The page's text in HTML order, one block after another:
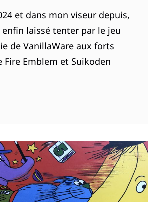
et dans mon viseur depuis,
laissé tenter par le jeu
de VanillaWare aux forts
Fire Emblem et Suikoden